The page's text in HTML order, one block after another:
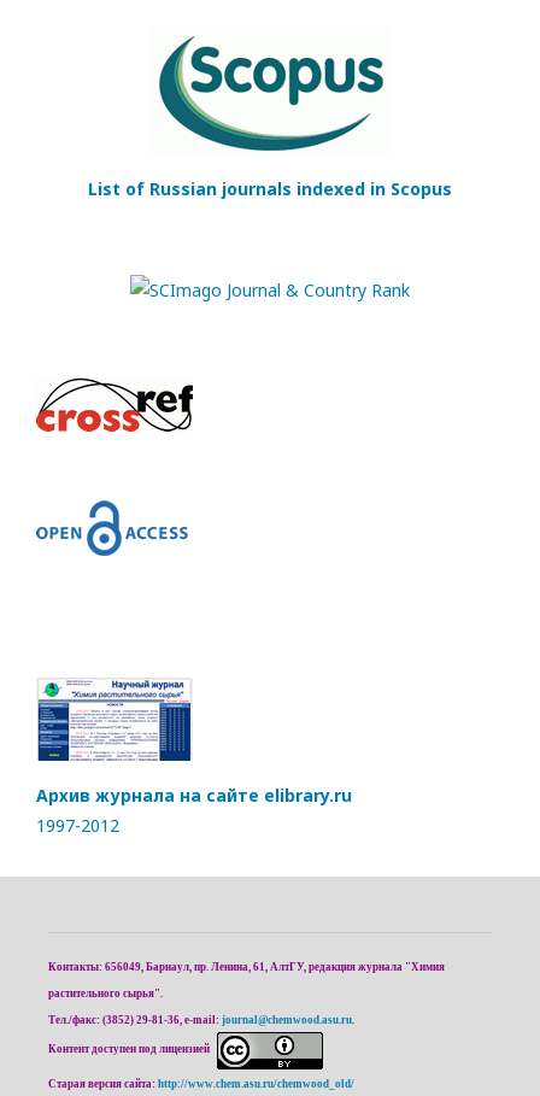
List of Russian journals indexed in Scopus
Архив журнала на сайте elibrary.ru
1997-2012
Контакты: 656049, Барнаул, пр. Ленина, 61, АлтГУ, редакция журнала "Химия
растительного сырья".
Тел./факс: (3852) 29-81-36, e-mail: journal@chemwood.asu.ru
Контент доступен под лицензией
Старая версия сайта: http://www.chem.asu.ru/chemwood_old/